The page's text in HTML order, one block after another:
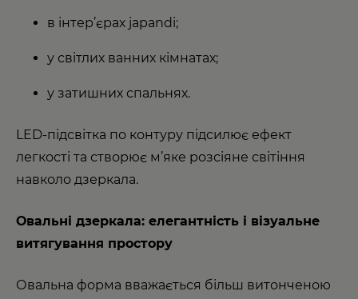
в інтер’єрах japandi;
у світлих ванних кімнатах;
у затишних спальнях.
LED-підсвітка по контуру підсилює ефект
легкості та створює м’яке розсіяне світіння
навколо дзеркала.
Овальні дзеркала: елегантність і візуальне
витягування простору
Овальна форма вважається більш витонченою